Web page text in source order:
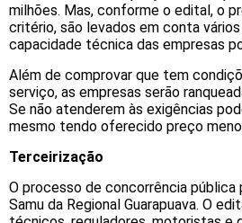
milhões. Mas, conforme o edital, o
critério, são levados em conta
capacidade técnica das empresas
Além de comprovar que tem
serviço, as empresas serão
Se não atenderem às exigências
mesmo tendo oferecido preço
Terceirização
O processo de concorrência
Samu da Regional Guarapuava. O